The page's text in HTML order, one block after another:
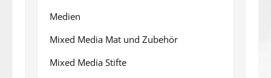
Medien
Mixed Media Mat und Zubehör
Mixed Media Stifte